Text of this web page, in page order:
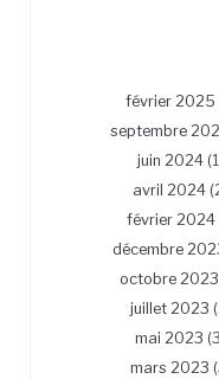
février 2025
septembre
juin 2024
avril 2024
février 2024
décembre
octobre 2023
juillet 2023
mai 2023
mars 2023